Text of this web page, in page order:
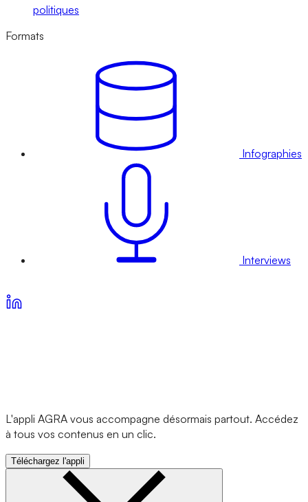
politiques
Formats
Infographies
Interviews
L'appli AGRA vous accompagne désormais partout. Accédez
à tous vos contenus en un clic.
Téléchargez l'appli